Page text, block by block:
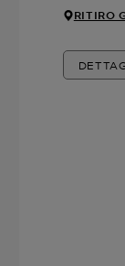
RITIRO